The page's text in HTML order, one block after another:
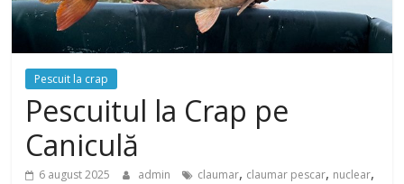
Pescuit la crap
Pescuitul la Crap pe
Caniculă
6 august 2025 admin claumar, claumar pescar, nuclear,